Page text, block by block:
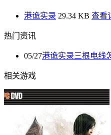
港诡实录 29.34 KB 查看
热门资讯
05/27港诡实录三根电线
相关游戏